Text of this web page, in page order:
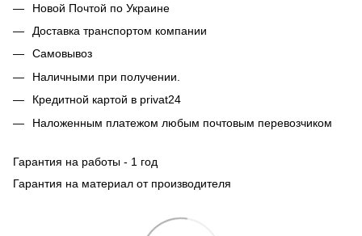
Новой Почтой по Украине
Доставка транспортом компании
Самовывоз
Наличными при получении.
Кредитной картой в privat24
Наложенным платежом любым почтовым перевозчиком
Гарантия на работы - 1 год
Гарантия на материал от производителя